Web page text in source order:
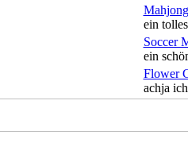
ein
Soccer
ein
Flower
achja